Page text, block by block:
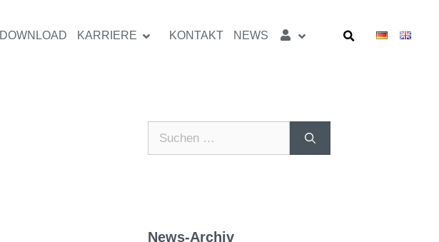
DOWNLOAD KARRIERE KONTAKT NEWS
News-Archiv